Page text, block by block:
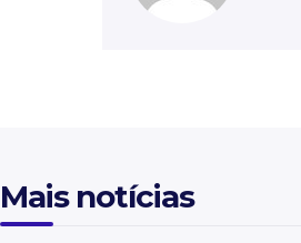
Mais notícias